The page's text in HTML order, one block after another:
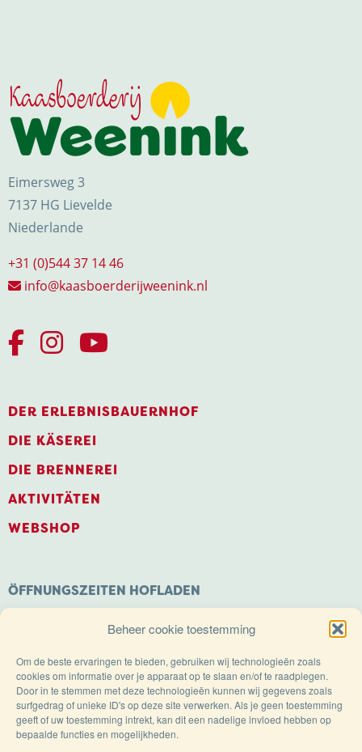
Beheer cookie toestemming
Om de beste ervaringen te bieden, gebruiken wij technologieën zoals
cookies om informatie over je apparaat op te slaan en/of te raadplegen.
Door in te stemmen met deze technologieën kunnen wij gegevens zoals
surfgedrag of unieke ID's op deze site verwerken. Als je geen toestemming
geeft of uw toestemming intrekt, kan dit een nadelige invloed hebben op
bepaalde functies en mogelijkheden.
Eimersweg 3
7137 HG Lievelde
Niederlande
+31 (0)544 37 14 46
info@kaasboerderijweenink.nl
DER ERLEBNISBAUERNHOF
DIE KÄSEREI
DIE BRENNEREI
AKTIVITÄTEN
WEBSHOP
ÖFFNUNGSZEITEN HOFLADEN
Dienstag bis Samstag: 9.00 – 18.00 Uhr
Sonntags geöffnet von: 11.00 – 18.00 Uhr